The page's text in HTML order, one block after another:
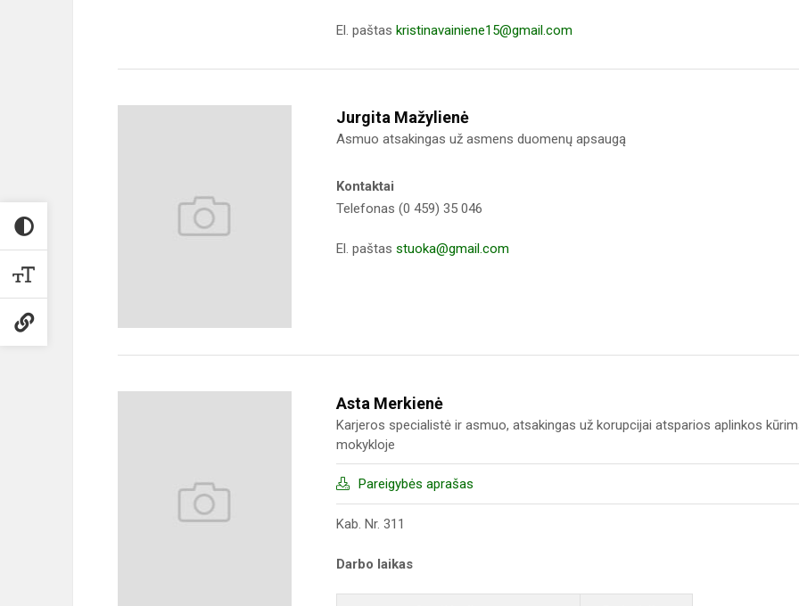
El. paštas kristinavainiene15@gmail.com
Jurgita Mažylienė
Asmuo atsakingas už asmens duomenų apsaugą
Kontaktai
Telefonas (0 459) 35 046
El. paštas stuoka@gmail.com
Asta Merkienė
Karjeros specialistė ir asmuo, atsakingas už korupcijai atsparios aplinkos
mokykloje
Pareigybės aprašas
Kab. Nr. 311
Darbo laikas